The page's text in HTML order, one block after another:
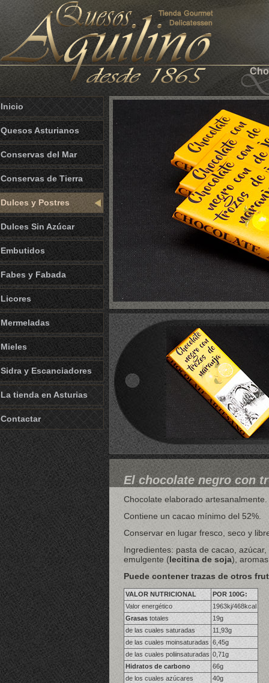
El chocolate negro con
Chocolate elaborado
Contiene un cacao mínimo del 52%.
Conservar en lugar fresco, seco y
Ingredientes: pasta de cacao,
emulgente (lecitina de soja),
Puede contener trazas de otros
VALOR NUTRICIONAL
POR 100G:
Valor energético
1963kj/468kcal
Grasas totales
19g
de las cuales saturadas
11,93g
de las cuales moinsaturadas 6,45g
de las cuales poliinsaturadas 0,71g
Hidratos de carbono
66g
de los cuales azúcares
40g
Inicio
Quesos Asturianos
Conservas del Mar
Conservas de Tierra
Dulces y Postres
Dulces Sin Azúcar
Embutidos
Fabes y Fabada
Licores
Mermeladas
Mieles
Sidra y Escanciadores
La tienda en Asturias
Contactar